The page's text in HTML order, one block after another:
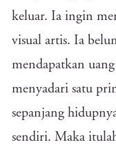
keluar. Ia ingin
visual artis. Ia
mendapatkan
menyadari satu
sepanjang
sendiri. Maka